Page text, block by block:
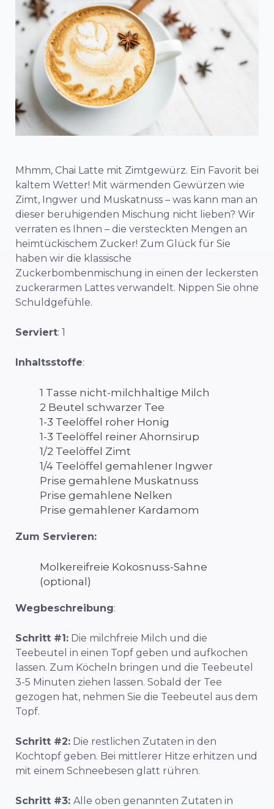
Mhmm, Chai Latte mit Zimtgewürz. Ein Favorit bei
kaltem Wetter! Mit wärmenden Gewürzen wie
Zimt, Ingwer und Muskatnuss – was kann man an
dieser beruhigenden Mischung nicht lieben? Wir
verraten es Ihnen – die versteckten Mengen an
heimtückischem Zucker! Zum Glück für Sie
haben wir die klassische
Zuckerbombenmischung in einen der leckersten
zuckerarmen Lattes verwandelt. Nippen Sie ohne
Schuldgefühle.
Serviert: 1
Inhaltsstoffe:
1 Tasse nicht-milchhaltige Milch
2 Beutel schwarzer Tee
1-3 Teelöffel roher Honig
1-3 Teelöffel reiner Ahornsirup
1/2 Teelöffel Zimt
1/4 Teelöffel gemahlener Ingwer
Prise gemahlene Muskatnuss
Prise gemahlene Nelken
Prise gemahlener Kardamom
Zum Servieren:
Molkereifreie Kokosnuss-Sahne
(optional)
Wegbeschreibung:
Schritt #1: Die milchfreie Milch und die
Teebeutel in einen Topf geben und aufkochen
lassen. Zum Köcheln bringen und die Teebeutel
3-5 Minuten ziehen lassen. Sobald der Tee
gezogen hat, nehmen Sie die Teebeutel aus dem
Topf.
Schritt #2: Die restlichen Zutaten in den
Kochtopf geben. Bei mittlerer Hitze erhitzen und
mit einem Schneebesen glatt rühren.
Schritt #3: Alle oben genannten Zutaten in